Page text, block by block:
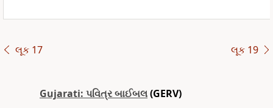
લૂક 17 લૂક 19
Gujarati: પવિત્ર બાઈબલ(GERV)